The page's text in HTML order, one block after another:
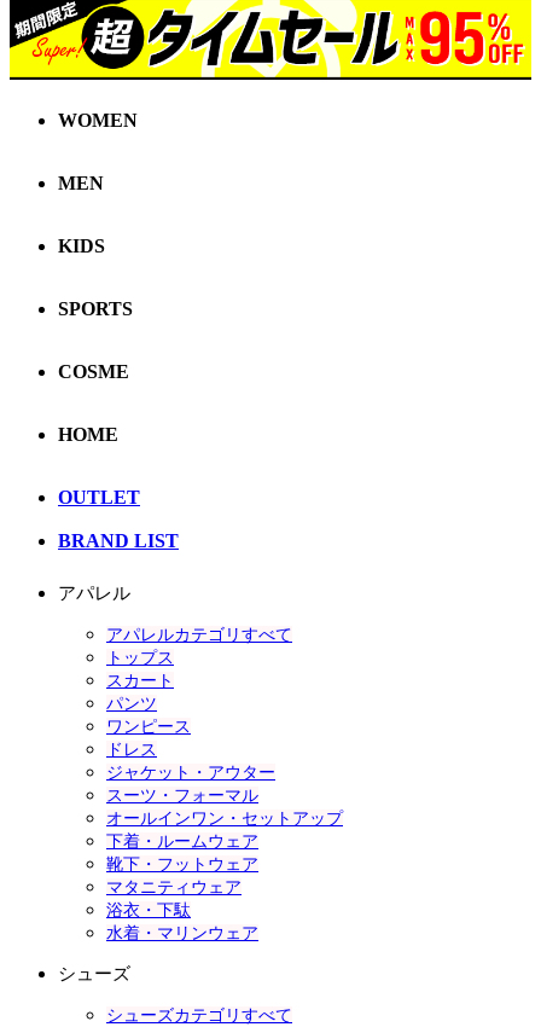
WOMEN
MEN
KIDS
SPORTS
COSME
HOME
OUTLET
BRAND LIST
アパレル
アパレルカテゴリすべて
トップス
スカート
パンツ
ワンピース
ドレス
ジャケット・アウター
スーツ・フォーマル
オールインワン・セットアップ
下着・ルームウェア
靴下・フットウェア
マタニティウェア
浴衣・下駄
水着・マリンウェア
シューズ
シューズカテゴリすべて